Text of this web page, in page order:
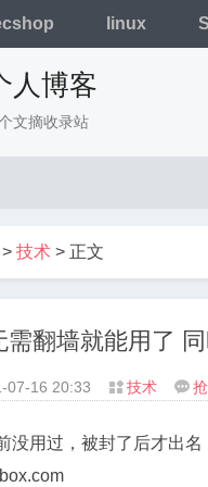
linux
人博客
文摘收录站
> 技术 > 正文
需翻墙就能用了
07-16 20:33  技术 
没用过，被封了后才出